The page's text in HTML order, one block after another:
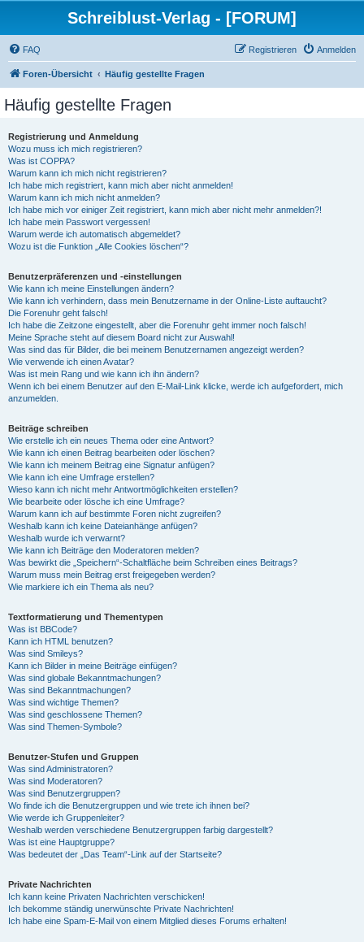
Schreiblust-Verlag - [FORUM]
FAQ Anmelden
Registrieren
Foren-Übersicht Häufig gestellte Fragen
Häufig gestellte Fragen
Registrierung und Anmeldung
Wozu muss ich mich registrieren?
Was ist COPPA?
Warum kann ich mich nicht registrieren?
Ich habe mich registriert, kann mich aber nicht anmelden!
Warum kann ich mich nicht anmelden?
Ich habe mich vor einiger Zeit registriert, kann mich aber nicht mehr anmelden?!
Ich habe mein Passwort vergessen!
Warum werde ich automatisch abgemeldet?
Wozu ist die Funktion „Alle Cookies löschen“?
Benutzerpräferenzen und -einstellungen
Wie kann ich meine Einstellungen ändern?
Wie kann ich verhindern, dass mein Benutzername in der Online-Liste auftaucht?
Die Forenuhr geht falsch!
Ich habe die Zeitzone eingestellt, aber die Forenuhr geht immer noch falsch!
Meine Sprache steht auf diesem Board nicht zur Auswahl!
Was sind das für Bilder, die bei meinem Benutzernamen angezeigt werden?
Wie verwende ich einen Avatar?
Was ist mein Rang und wie kann ich ihn ändern?
Wenn ich bei einem Benutzer auf den E-Mail-Link klicke, werde ich aufgefordert, mich
anzumelden.
Beiträge schreiben
Wie erstelle ich ein neues Thema oder eine Antwort?
Wie kann ich einen Beitrag bearbeiten oder löschen?
Wie kann ich meinem Beitrag eine Signatur anfügen?
Wie kann ich eine Umfrage erstellen?
Wieso kann ich nicht mehr Antwortmöglichkeiten erstellen?
Wie bearbeite oder lösche ich eine Umfrage?
Warum kann ich auf bestimmte Foren nicht zugreifen?
Weshalb kann ich keine Dateianhänge anfügen?
Weshalb wurde ich verwarnt?
Wie kann ich Beiträge den Moderatoren melden?
Was bewirkt die „Speichern“-Schaltfläche beim Schreiben eines Beitrags?
Warum muss mein Beitrag erst freigegeben werden?
Wie markiere ich ein Thema als neu?
Textformatierung und Thementypen
Was ist BBCode?
Kann ich HTML benutzen?
Was sind Smileys?
Kann ich Bilder in meine Beiträge einfügen?
Was sind globale Bekanntmachungen?
Was sind Bekanntmachungen?
Was sind wichtige Themen?
Was sind geschlossene Themen?
Was sind Themen-Symbole?
Benutzer-Stufen und Gruppen
Was sind Administratoren?
Was sind Moderatoren?
Was sind Benutzergruppen?
Wo finde ich die Benutzergruppen und wie trete ich ihnen bei?
Wie werde ich Gruppenleiter?
Weshalb werden verschiedene Benutzergruppen farbig dargestellt?
Was ist eine Hauptgruppe?
Was bedeutet der „Das Team“-Link auf der Startseite?
Private Nachrichten
Ich kann keine Privaten Nachrichten verschicken!
Ich bekomme ständig unerwünschte Private Nachrichten!
Ich habe eine Spam-E-Mail von einem Mitglied dieses Forums erhalten!